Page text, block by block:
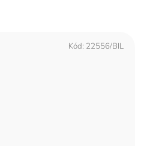
Kód: 22556/BIL